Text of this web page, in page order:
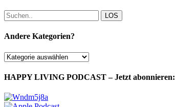
LOS
Andere Kategorien?
Andere
HAPPY LIVING PODCAST – Jetzt abonnieren: